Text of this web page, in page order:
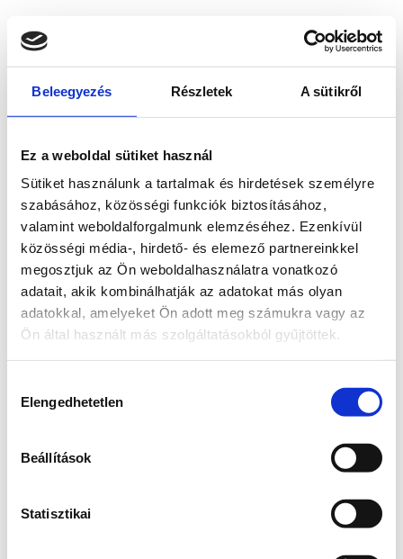
Beleegyezés Részletek A sütikről
Ez a weboldal sütiket használ
Sütiket használunk a tartalmak és hirdetések személyre
szabásához, közösségi funkciók biztosításához,
valamint weboldalforgalmunk elemzéséhez. Ezenkívül
közösségi média-, hirdető- és elemező partnereinkkel
megosztjuk az Ön weboldalhasználatra vonatkozó
adatait, akik kombinálhatják az adatokat más olyan
adatokkal, amelyeket Ön adott meg számukra vagy az
Ön által használt más szolgáltatásokból gyűjtöttek.
kiválasztása
Elengedhetetlen
Beállítások
Statisztikai
loadingwww.bicapp.hu
(see the browser console for more